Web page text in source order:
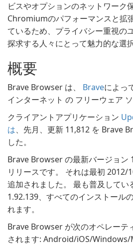
ビスやオプションのネットワーク
Chromiumのパフォーマンスと拡
ているため、プライバシー重視の
探求する人々にとって魅力的な選
概要
Brave Browser は、 Braveによっ
インターネット の フリーウェア ソ
クライアントアプリケーション
は、先月、更新 11,812 を Brave
した。
Brave Browser の最新バージョン
リリースです。 それは最初 2012/
追加されました。 最も普及してい
1.92.139、すべてのインストール
れます。
Brave Browser が次のオペレーテ
されます: Android/iOS/Windows/